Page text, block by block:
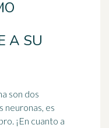
A SU
son dos
neuronas, es
¡En cuanto a